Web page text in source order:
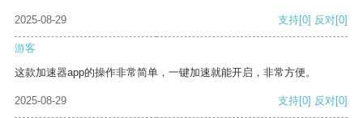
2025-08-29 支持[0] 反对[0]
游客
这款加速器app的操作非常简单，一键加速就能开启，非常方便。
2025-08-29 支持[0] 反对[0]